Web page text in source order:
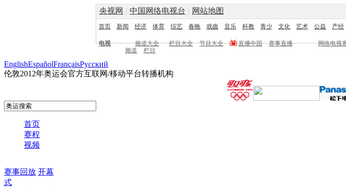
央视网 | 中国网络电视台 | 网站地图
首页 新闻 经济 体育 综艺 春晚 戏曲 音乐 科教 青少 文化 艺术 公益 产经
电视 频道大全 栏目大全 节目大全 直播中国 赛事直播 网络电视
频道
栏目
EnglishEspañolFrançaisPусский
伦敦2012年奥运会官方互联网/移动平台转播机构
首页
赛程
视频
赛事回放 开幕
式